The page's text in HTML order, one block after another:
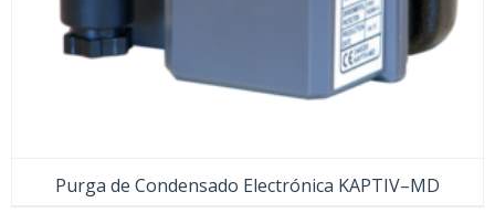
Purga de Condensado Electrónica KAPTIV–MD